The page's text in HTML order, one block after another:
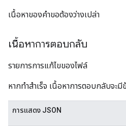
เนื้อหาของคำขอต้องว่างเปล่า
เนื้อหาการตอบกลับ
รายการการแก้ไขของไฟล์
หากทำสำเร็จ เนื้อหาการตอบกลับจะ
การแสดง JSON